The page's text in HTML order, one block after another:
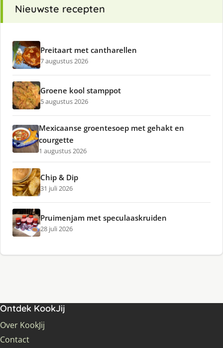
Nieuwste recepten
Preitaart met cantharellen
7 augustus 2026
Groene kool stamppot
5 augustus 2026
Mexicaanse groentesoep met gehakt en
courgette
1 augustus 2026
Chip & Dip
31 juli 2026
Pruimenjam met speculaaskruiden
28 juli 2026
Ontdek KookJij
Over KookJij
Contact